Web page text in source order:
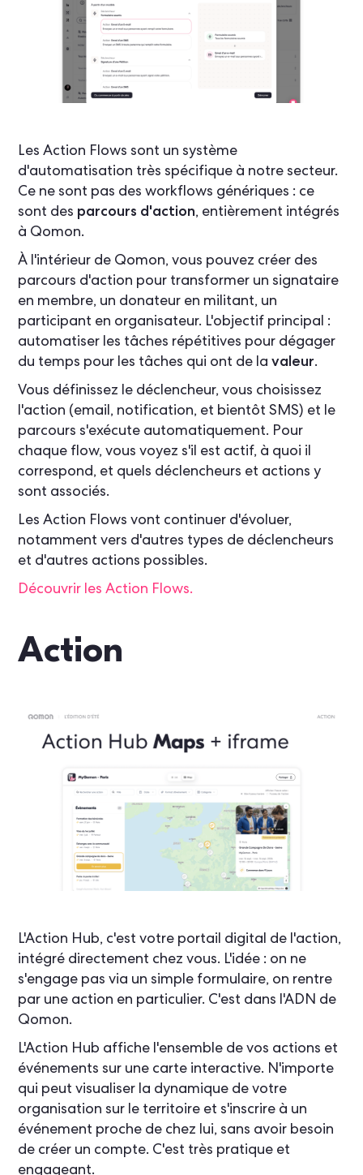
Les Action Flows sont un système
d'automatisation très spécifique à notre secteur.
Ce ne sont pas des workflows génériques : ce
sont des parcours d'action, entièrement intégrés
à Qomon.
À l'intérieur de Qomon, vous pouvez créer des
parcours d'action pour transformer un signataire
en membre, un donateur en militant, un
participant en organisateur. L'objectif principal :
automatiser les tâches répétitives pour dégager
du temps pour les tâches qui ont de lavaleur.
Vous définissez le déclencheur, vous choisissez
l'action (email, notification, et bientôt SMS) et le
parcours s'exécute automatiquement. Pour
chaque flow, vous voyez s'il est actif, à quoi il
correspond, et quels déclencheurs et actions y
sont associés.
Les Action Flows vont continuer d'évoluer,
notamment vers d'autres types de déclencheurs
et d'autres actions possibles.
Découvrir les Action Flows.
Action
L'Action Hub, c'est votre portail digital de l'action,
intégré directement chez vous. L'idée : on ne
s'engage pas via un simple formulaire, on rentre
par une action en particulier. C'est dans l'ADN de
Qomon.
L'Action Hub affiche l'ensemble de vos actions et
événements sur une carte interactive. N'importe
qui peut visualiser la dynamique de votre
organisation sur le territoire et s'inscrire à un
événement proche de chez lui, sans avoir besoin
de créer un compte. C'est très pratique et
engageant.